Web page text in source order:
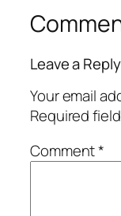
Leave a Reply
Your email
Required
Comment*